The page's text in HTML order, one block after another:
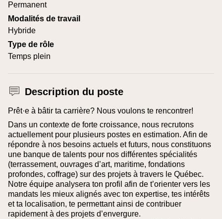
Permanent
Modalités de travail
Hybride
Type de rôle
Temps plein
Description du poste
Prêt·e à bâtir ta carrière? Nous voulons te rencontrer!
Dans un contexte de forte croissance, nous recrutons
actuellement pour plusieurs postes en estimation. Afin de
répondre à nos besoins actuels et futurs, nous constituons
une banque de talents pour nos différentes spécialités
(terrassement, ouvrages d’art, maritime, fondations
profondes, coffrage) sur des projets à travers le Québec.
Notre équipe analysera ton profil afin de t’orienter vers les
mandats les mieux alignés avec ton expertise, tes intérêts
et ta localisation, te permettant ainsi de contribuer
rapidement à des projets d’envergure.